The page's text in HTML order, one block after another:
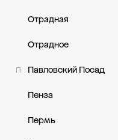
Отрадная
Отрадное
П Павловский Посад
Пенза
Пермь